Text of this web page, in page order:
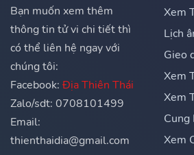
Bạn muốn xem thêm
thông tin tử vi chi tiết thì
có thể liên hệ ngay với
chúng tôi:
Facebook: Địa Thiên Thái
Zalo/sdt: 0708101499
Email:
thienthaidia@gmail.com
Xem
Lịch
Gieo
Xem
Xem
Cung
Xem